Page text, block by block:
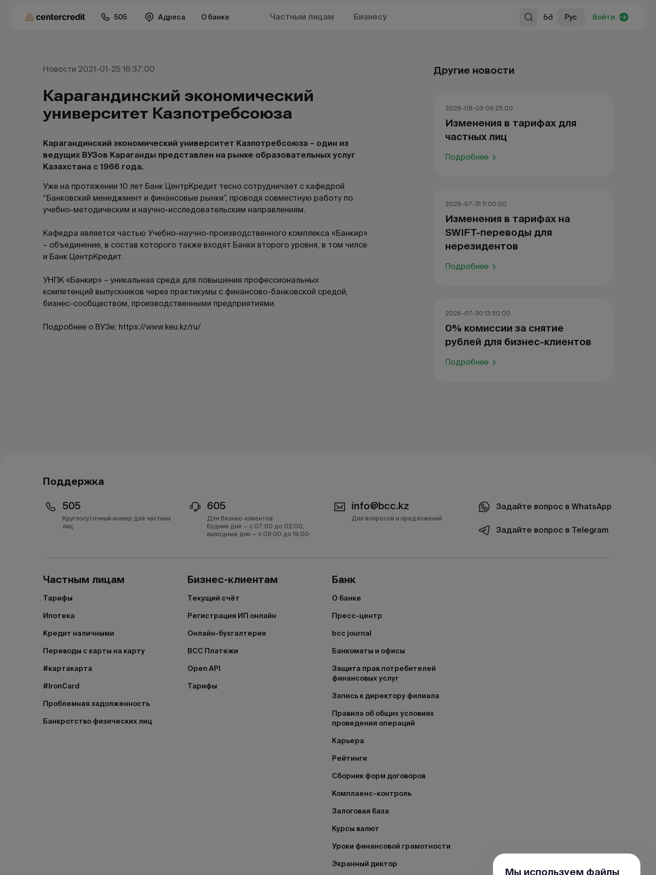
505 Адреса О банке Частным лицам Бизнесу Рус Войти
Новости 2021-01-25 16:37:00
Карагандинский экономический
университет Казпотребсоюза
Карагандинский экономический университет Казпотребсоюза – один из
ведущих ВУЗов Караганды представлен на рынке образовательных услуг
Казахстана с 1966 года.
Уже на протяжении 10 лет Банк ЦентрКредит тесно сотрудничает с кафедрой
“Банковский менеджмент и финансовые рынки”, проводя совместную работу по
учебно-методическим и научно-исследовательским направлениям.
Кафедра является частью Учебно-научно-производственного комплекса «Банкир»
– объединение, в состав которого также входят Банки второго уровня, в том чилсе
и Банк ЦентрКредит.
УНПК «Банкир» – уникальная среда для повышения профессиональных
компетенций выпускников через практикумы с финансово-банковской средой,
бизнес-сообществом, производственными предприятиями.
Подробнее о ВУЗе: https://www.keu.kz/ru/
Другие новости
2026-08-05 09:25:00
Изменения в тарифах для
частных лиц
Подробнее
2026-07-31 11:00:00
Изменения в тарифах на
SWIFT-переводы для
нерезидентов
Подробнее
2026-07-30 13:50:00
0% комиссии за снятие
рублей для бизнес-клиентов
Подробнее
Поддержка
505
Круглосуточный номер для частных
лиц
605
Для бизнес-клиентов.
Будние дни — с 07:00 до 02:00;
выходные дни — с 09:00 до 19:00
info@bcc.kz
Для вопросов и предложений
Задайте вопрос в WhatsApp
Задайте вопрос в Telegram
Частным лицам
Тарифы
Ипотека
Кредит наличными
Переводы с карты на карту
#картакарта
#IronCard
Проблемная задолженность
Банкротство физических лиц
Бизнес-клиентам
Текущий счёт
Регистрация ИП онлайн
Онлайн-бухгалтерия
BCC Платежи
Open API
Тарифы
Банк
О банке
Пресс-центр
bcc journal
Банкоматы и офисы
Защита прав потребителей
финансовых услуг
Запись к директору филиала
Правила об общих условиях
проведения операций
Карьера
Рейтинги
Сборник форм договоров
Комплаенс–контроль
Залоговая база
Курсы валют
Уроки финансовой грамотности
Экранный диктор
Мы используем файлы